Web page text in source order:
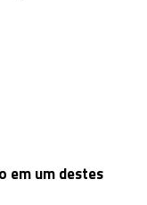
em um destes